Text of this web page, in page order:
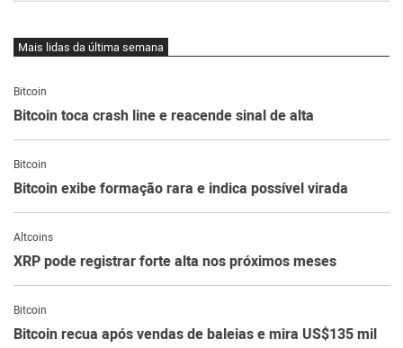
Mais lidas da última semana
Bitcoin
Bitcoin toca crash line e reacende sinal de alta
Bitcoin
Bitcoin exibe formação rara e indica possível virada
Altcoins
XRP pode registrar forte alta nos próximos meses
Bitcoin
Bitcoin recua após vendas de baleias e mira US$135 mil